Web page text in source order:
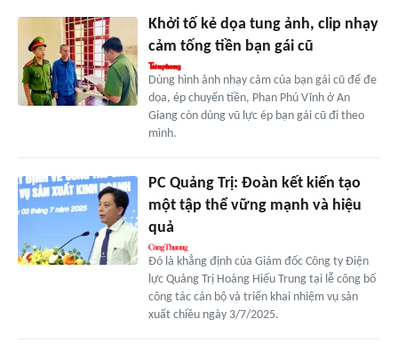
Khởi tố kẻ dọa tung ảnh, clip nhạy
cảm tống tiền bạn gái cũ
Dùng hình ảnh nhạy cảm của bạn gái cũ để đe
dọa, ép chuyển tiền, Phan Phú Vĩnh ở An
Giang còn dùng vũ lực ép bạn gái cũ đi theo
mình.
PC Quảng Trị: Đoàn kết kiến tạo
một tập thể vững mạnh và hiệu
quả
Đó là khẳng định của Giám đốc Công ty Điện
lực Quảng Trị Hoàng Hiếu Trung tại lễ công bố
công tác cán bộ và triển khai nhiệm vụ sản
xuất chiều ngày 3/7/2025.